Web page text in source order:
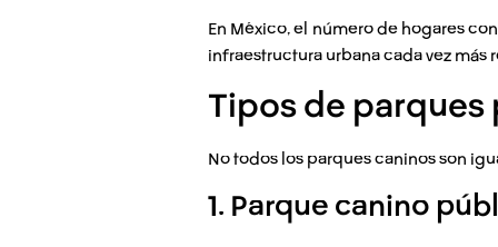
En México, el número de hogares
infraestructura urbana cada vez
Tipos de parques
No todos los parques caninos son
1. Parque canino